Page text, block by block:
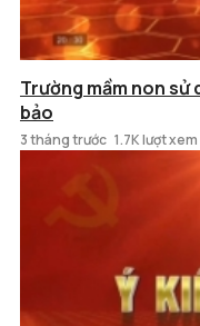
Trường mầm non sử
bảo
3 tháng trước 1.7K lượt xem